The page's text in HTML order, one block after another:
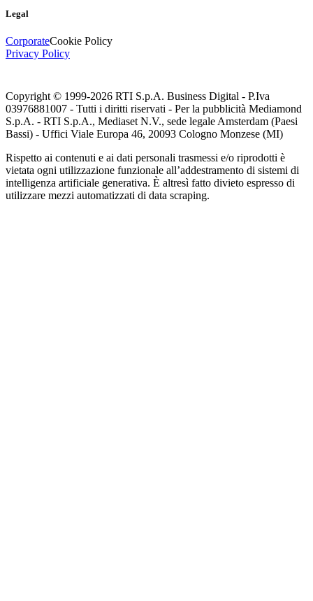
Legal
CorporateCookie Policy
Privacy Policy
Copyright © 1999-2026 RTI S.p.A. Business Digital - P.Iva
03976881007 - Tutti i diritti riservati - Per la pubblicità Mediamond
S.p.A. - RTI S.p.A., Mediaset N.V., sede legale Amsterdam (Paesi
Bassi) - Uffici Viale Europa 46, 20093 Cologno Monzese (MI)
Rispetto ai contenuti e ai dati personali trasmessi e/o riprodotti è
vietata ogni utilizzazione funzionale all’addestramento di sistemi di
intelligenza artificiale generativa. È altresì fatto divieto espresso di
utilizzare mezzi automatizzati di data scraping.